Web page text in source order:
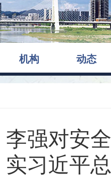
机构 动态
李强对安
实习近平